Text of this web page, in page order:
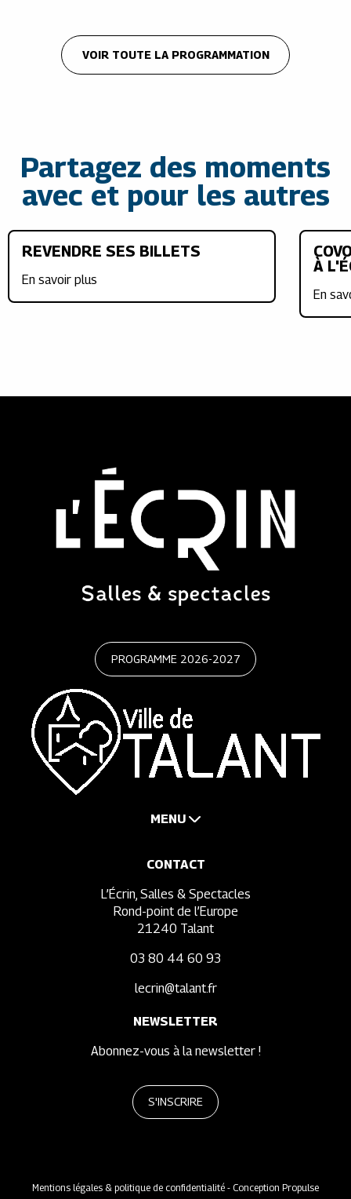
VOIR TOUTE LA PROGRAMMATION
Partagez des moments
avec et pour les autres
REVENDRE SES BILLETS
En savoir plus
À
En
PROGRAMME 2026-2027
MENU
CONTACT
L’Écrin, Salles & Spectacles
Rond-point de l’Europe
21240 Talant
03 80 44 60 93
lecrin@talant.fr
NEWSLETTER
Abonnez-vous à la newsletter !
S'INSCRIRE
Mentions légales & politique de confidentialité - Conception Propulse